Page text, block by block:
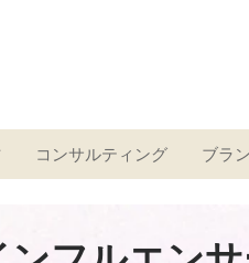
コンサルティング ブラ